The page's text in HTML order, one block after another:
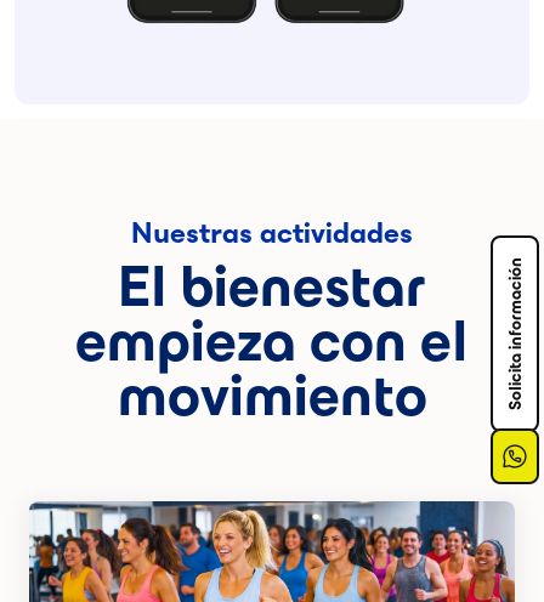
Nuestras actividades
El bienestar
empieza con el
movimiento
Solicita información